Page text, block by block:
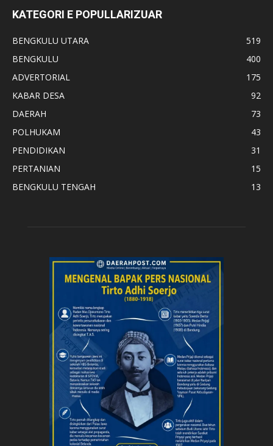
KATEGORI E POPULLARIZUAR
BENGKULU UTARA
519
BENGKULU
400
ADVERTORIAL
175
KABAR DESA
92
DAERAH
73
POLHUKAM
43
PENDIDIKAN
31
PERTANIAN
15
BENGKULU TENGAH
13